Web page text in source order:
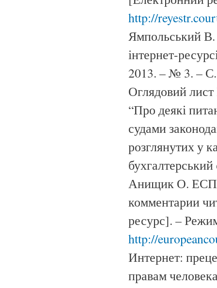
http://
Ямпольський В.
інтернет-
2013. – № 3. –
Оглядовий
“Про деякі
судами
розглянутих у
Анищик О.
комментарии
ресурс]. –
http://
Интернет:
правам